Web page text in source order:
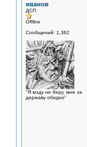
иванов
ДСП
Offline
Сообщений: 1,362
"Я мзду не беру, мне за
державу обидно"